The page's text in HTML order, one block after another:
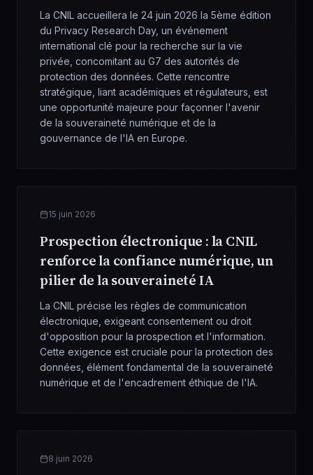
La CNIL accueillera le 24 juin 2026 la 5ème édition
du Privacy Research Day, un événement
international clé pour la recherche sur la vie
privée, concomitant au G7 des autorités de
protection des données. Cette rencontre
stratégique, liant académiques et régulateurs, est
une opportunité majeure pour façonner l'avenir
de la souveraineté numérique et de la
gouvernance de l'IA en Europe.
15 juin 2026
Prospection électronique : la CNIL
renforce la confiance numérique, un
pilier de la souveraineté IA
La CNIL précise les règles de communication
électronique, exigeant consentement ou droit
d'opposition pour la prospection et l'information.
Cette exigence est cruciale pour la protection des
données, élément fondamental de la souveraineté
numérique et de l'encadrement éthique de l'IA.
8 juin 2026